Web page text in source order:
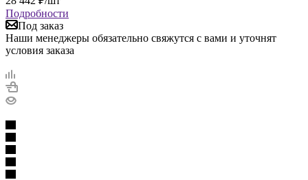
Подробности
Под заказ
Наши менеджеры обязательно свяжутся с вами и уточнят
условия заказа